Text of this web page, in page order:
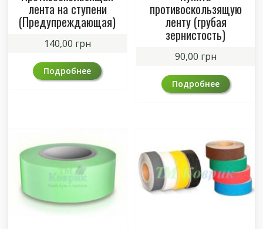
лента на ступени
(Предупреждающая)
140,00 грн
Подробнее
противоскользящую
ленту (грубая
зернистость)
90,00 грн
Подробнее